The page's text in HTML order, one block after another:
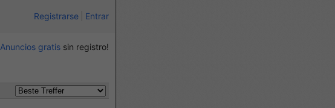
Registrarse Entrar
Anuncios gratis sin registro!